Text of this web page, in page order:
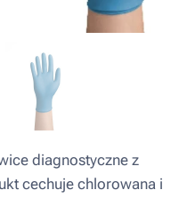
diagnostyczne z
cechuje chlorowana i